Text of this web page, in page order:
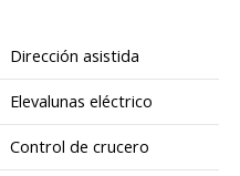
Dirección asistida
Elevalunas eléctrico
Control de crucero